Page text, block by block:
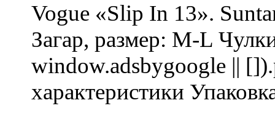
Vogue «Slip In 13».
Загар, размер: M-L
window.adsbygoogle ||
характеристики